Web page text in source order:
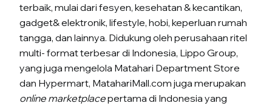
terbaik, mulai dari fesyen, kesehatan & kecantikan,
gadget& elektronik, lifestyle, hobi, keperluan rumah
tangga, dan lainnya. Didukung oleh perusahaan ritel
multi- format terbesar di Indonesia, Lippo Group,
yang juga mengelola Matahari Department Store
dan Hypermart, MatahariMall.com juga merupakan
online marketplacepertama di Indonesia yang